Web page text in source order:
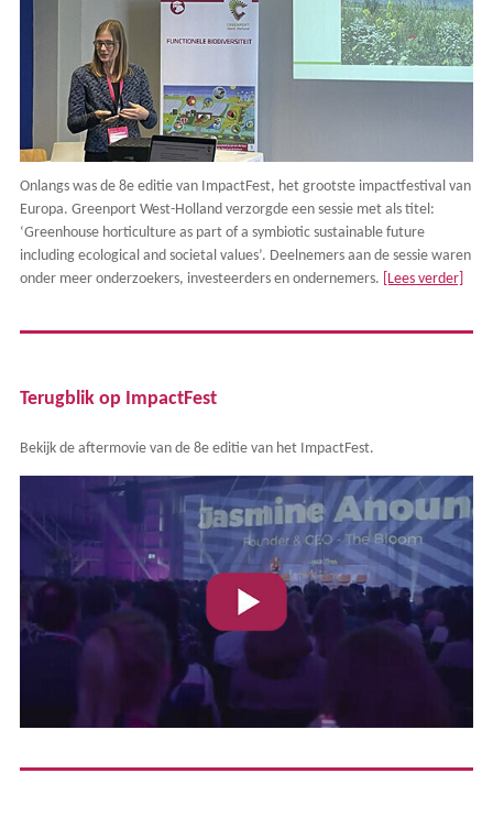
Onlangs was de 8e editie van ImpactFest, het grootste impactfestival van
Europa. Greenport West-Holland verzorgde een sessie met als titel:
‘Greenhouse horticulture as part of a symbiotic sustainable future
including ecological and societal values’. Deelnemers aan de sessie waren
onder meer onderzoekers, investeerders en ondernemers. [Lees verder]
Terugblik op ImpactFest
Bekijk de aftermovie van de 8e editie van het ImpactFest.